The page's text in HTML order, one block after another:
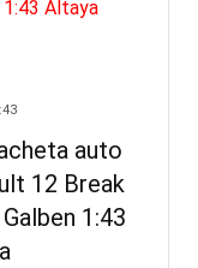
auto
12 Break
1:43